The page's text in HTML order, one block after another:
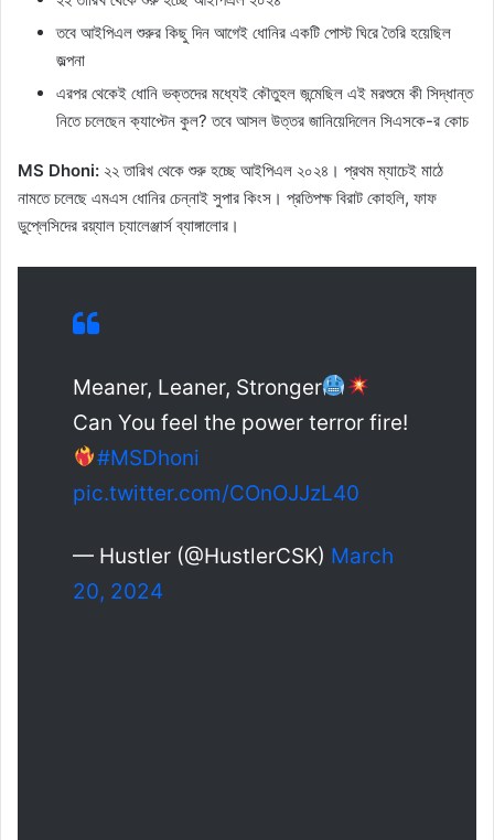
তবে আইপিএল শুরুর কিছু দিন আগেই ধোনির একটি পোস্ট ঘিরে তৈরি হয়েছিল
জল্পনা
এরপর থেকেই ধোনি ভক্তদের মধ্যেই কৌতুহল জন্মেছিল এই মরশুমে কী সিদ্ধান্ত
নিতে চলেছেন ক্যাপ্টেন কুল? তবে আসল উত্তর জানিয়েদিলেন সিএসকে-র কোচ
MS Dhoni: ২২ তারিখ থেকে শুরু হচ্ছে আইপিএল ২০২৪। প্রথম ম্যাচেই মাঠে
নামতে চলেছে এমএস ধোনির চেন্নাই সুপার কিংস। প্রতিপক্ষ বিরাট কোহলি, ফাফ
ডুপ্লেসিদের রয়্যাল চ্যালেঞ্জার্স ব্যাঙ্গালোর।
Meaner, Leaner, Stronger
Can You feel the power terror fire!
#MSDhoni
pic.twitter.com/COnOJJzL40
— Hustler (@HustlerCSK) March
20, 2024